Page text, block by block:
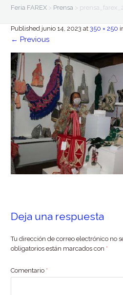
Feria FAREX > Prensa >
Published junio 14, 2023 at350 × 250
← Previous
Deja una respuesta
Tu dirección de correo electrónico no
obligatorios están marcados con *
Comentario *